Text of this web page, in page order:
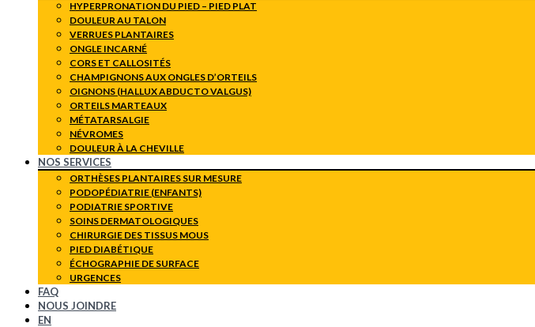
HYPERPRONATION DU PIED – PIED PLAT
DOULEUR AU TALON
VERRUES PLANTAIRES
ONGLE INCARNÉ
CORS ET CALLOSITÉS
CHAMPIGNONS AUX ONGLES D’ORTEILS
OIGNONS (HALLUX ABDUCTO VALGUS)
ORTEILS MARTEAUX
MÉTATARSALGIE
NÉVROMES
DOULEUR À LA CHEVILLE
NOS SERVICES
ORTHÈSES PLANTAIRES SUR MESURE
PODOPÉDIATRIE (ENFANTS)
PODIATRIE SPORTIVE
SOINS DERMATOLOGIQUES
CHIRURGIE DES TISSUS MOUS
PIED DIABÉTIQUE
ÉCHOGRAPHIE DE SURFACE
URGENCES
FAQ
NOUS JOINDRE
EN